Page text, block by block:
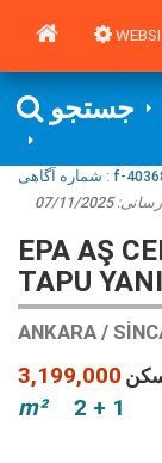
جستجو
شماره آگاهی‌ : f-
رسانی:07/11/2025
EPA AŞ
TAPU
ANKARA /
m²
2 + 1